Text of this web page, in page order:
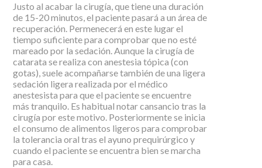
Justo al acabar la cirugía, que tiene una duración
de 15-20 minutos, el paciente pasará a un área de
recuperación. Permenecerá en este lugar el
tiempo suficiente para comprobar que no esté
mareado por la sedación. Aunque la cirugía de
catarata se realiza con anestesia tópica (con
gotas), suele acompañarse también de una ligera
sedación ligera realizada por el médico
anestesista para que el paciente se encuentre
más tranquilo. Es habitual notar cansancio tras la
cirugía por este motivo. Posteriormente se inicia
el consumo de alimentos ligeros para comprobar
la tolerancia oral tras el ayuno prequirúrgico y
cuando el paciente se encuentra bien se marcha
para casa.